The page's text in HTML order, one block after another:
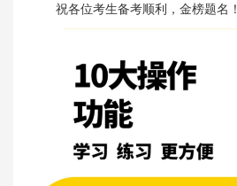
祝各位考生备考顺利，金榜题名！